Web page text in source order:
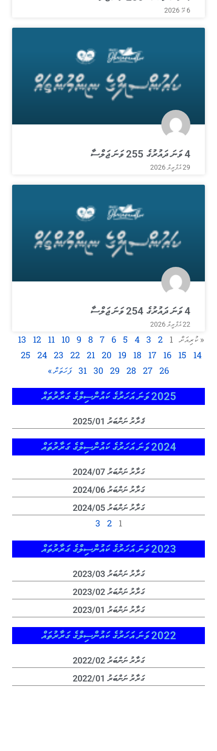
6 މޭ 2026
4 ވަނަ ދައުރުގެ 255 ވަނަ ޖަލްސާ
29 އެޕްރީލް 2026
4 ވަނަ ދައުރުގެ 254 ވަނަ ޖަލްސާ
22 އެޕްރީލް 2026
« ކުރިއަށް 1
2
3
4
5
6
7
8
9
10
11
12
13
14
15
16
17
18
19
20
21
22
23
24
25
26
27
28
29
30
31 ފަހަތަށް »
2025 ވަނަ އަހަރުގެ ކައުންސިލްގެ ގަރާރުތައް
ޤަރާރު ނަންބަރު 2025/01
2024 ވަނަ އަހަރުގެ ކައުންސިލްގެ ގަރާރުތައް
ގަރާރު ނަންބަރު 2024/07
ގަރާރު ނަންބަރު 2024/06
ގަރާރު ނަންބަރު 2024/05
1
2
3
2023 ވަނަ އަހަރުގެ ކައުންސިލްގެ ގަރާރުތައް
ގަރާރު ނަންބަރު 2023/03
ގަރާރު ނަންބަރު 2023/02
ގަރާރު ނަންބަރު 2023/01
2022 ވަނަ އަހަރުގެ ކައުންސިލްގެ ގަރާރުތައް
ގަރާރު ނަންބަރު 2022/02
ގަރާރު ނަންބަރު 2022/01